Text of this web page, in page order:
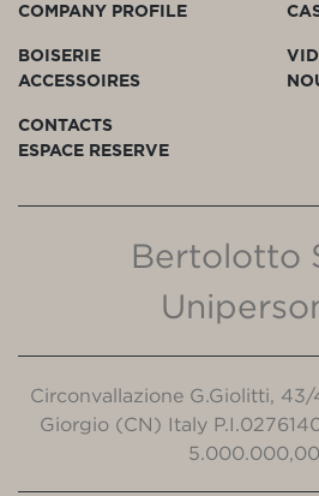
COMPANY PROFILE
BOISERIE
ACCESSOIRES
CONTACTS
ESPACE RESERVE
Bertolotto
Circonvallazione G.Giolitti, 43/
Giorgio (CN) Italy
5.000.000,00